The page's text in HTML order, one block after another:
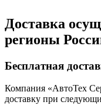
Доставка
регионы
Бесплатная
Компания «АвтоТех
доставку при